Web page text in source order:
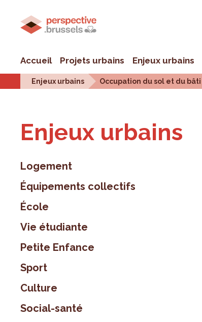
Accueil Projets urbains Enjeux urbains
Enjeux urbains Occupation du sol et du bâti
Enjeux urbains
Logement
Équipements collectifs
École
Vie étudiante
Petite Enfance
Sport
Culture
Social-santé